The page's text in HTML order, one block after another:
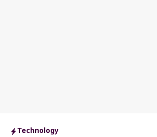
Technology